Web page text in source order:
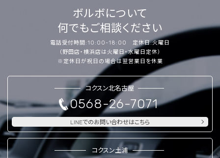
ボルボについて
何でもご相談ください
電話受付時間:10:00-18:00 定休日:火曜日
（野田店・横浜店は火曜日・水曜日定休）
※定休日が祝日の場合は翌営業日を休業
コクスン北名古屋
0568-26-7071
LINEでのお問い合わせはこちら
コクスン土浦